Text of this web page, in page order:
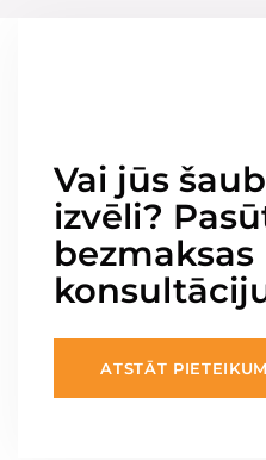
Vai jūs
izvēli?
bezmaksas
ATSTĀT